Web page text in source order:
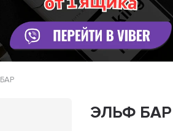
ЭЛЬФ БАР